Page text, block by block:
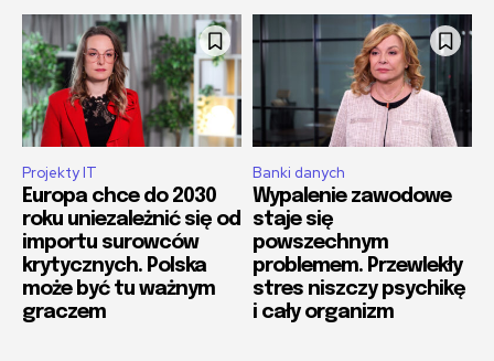
Projekty IT
Europa chce do 2030
roku uniezależnić się od
importu surowców
krytycznych. Polska
może być tu ważnym
graczem
Banki danych
Wypalenie zawodowe
staje się
powszechnym
problemem. Przewlekły
stres niszczy psychikę
i cały organizm